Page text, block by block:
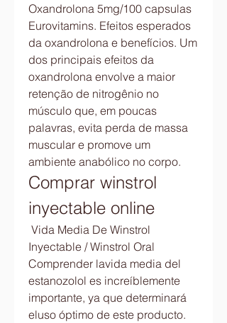
Oxandrolona 5mg/100 capsulas
Eurovitamins. Efeitos esperados
da oxandrolona e benefícios. Um
dos principais efeitos da
oxandrolona envolve a maior
retenção de nitrogênio no
músculo que, em poucas
palavras, evita perda de massa
muscular e promove um
ambiente anabólico no corpo.
Comprar winstrol
inyectable online
Inyectable / Winstrol Oral
Comprender lavida media del
estanozolol es increíblemente
importante, ya que determinará
eluso óptimo de este producto.